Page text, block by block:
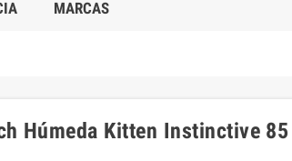
MARCAS
Húmeda Kitten Instinctive